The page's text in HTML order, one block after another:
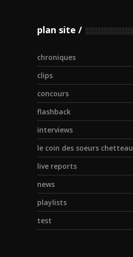
plan site
chroniques
clips
concours
flashback
interviews
le coin des soeurs chetteau
live reports
news
playlists
test